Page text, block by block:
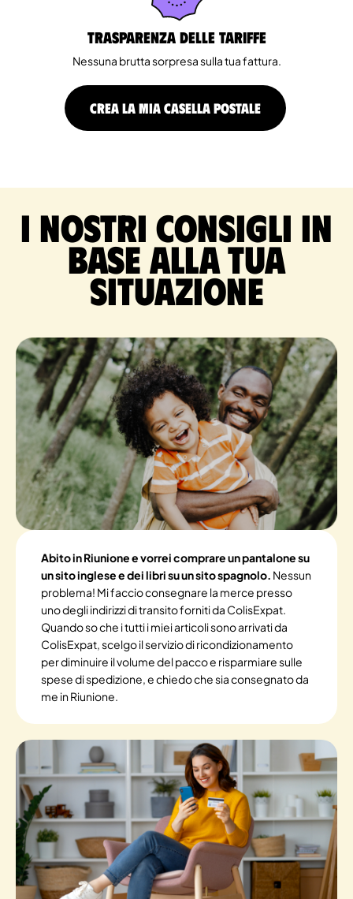
Trasparenza delle tariffe
Nessuna brutta sorpresa sulla tua fattura.
CREA LA MIA CASELLA POSTALE
I nostri consigli in
base alla tua
situazione
Abito in Riunione e vorrei comprare un pantalone su
un sito inglese e dei libri su un sito spagnolo. Nessun
problema! Mi faccio consegnare la merce presso
uno degli indirizzi di transito forniti da ColisExpat.
Quando so che i tutti i miei articoli sono arrivati da
ColisExpat, scelgo il servizio di ricondizionamento
per diminuire il volume del pacco e risparmiare sulle
spese di spedizione, e chiedo che sia consegnato da
me in Riunione.